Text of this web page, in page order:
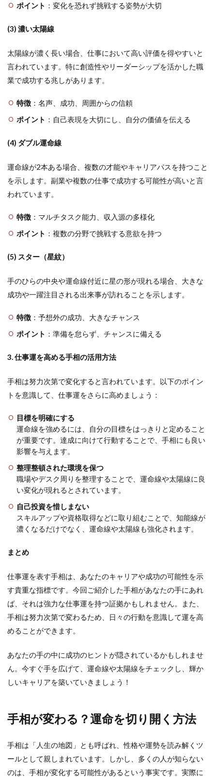
ポイント ：変化を恐れず挑戦する姿勢が大切
(3) 濃い太陽線
太陽線が濃く長い場合、仕事において高い評価を得やすいと
言われています。特に創造性やリーダーシップを活かした職
業で成功する兆しがあります。
特徴：名声、成功、周囲からの信頼
ポイント ：自己表現を大切にし、自分の価値を伝える
(4) ダブル運命線
運命線が2本ある場合、複数の才能やキャリアパスを持つこと
を示します。副業や複数の仕事で成功する可能性が高いと言
われています。
特徴：マルチタスク能力、収入源の多様化
ポイント ：複数の分野で挑戦する意欲を持つ
(5) スター（星紋）
手のひらの中央や運命線付近に星の形が現れる場合、大きな
成功や一躍注目される出来事が訪れることを示します。
特徴：予想外の成功、大きなチャンス
ポイント ：準備を怠らず、チャンスに備える
3. 仕事運を高める手相の活用方法
手相は努力次第で変化すると言われています。以下のポイン
トを意識して、仕事運をさらに高めましょう：
目標を明確にする
運命線を強めるには、自分の目標をはっきりと定めること
が重要です。達成に向けて行動することで、手相にも良い
影響を与えます。
整理整頓された環境を保つ
職場やデスク周りを整理することで、運命線や太陽線に良
い変化が現れるとされています。
自己投資を惜しまない
スキルアップや資格取得などに取り組むことで、知能線が
濃くなるだけでなく、運命線や太陽線も強化されます。
まとめ
仕事運を表す手相は、あなたのキャリアや成功の可能性を示
す貴重な指標です。今回ご紹介した手相があなたの手にあれ
ば、それは強力な仕事運を持つ証拠かもしれません。また、
手相は努力次第で変わるため、日々の行動を意識して運を高
めることができます。
あなたの手の中に成功のヒントが隠されているかもしれませ
ん。今すぐ手を広げて、運命線や太陽線をチェックし、輝か
しいキャリアを築いていきましょう！
手相が変わる？運命を切り開く方法
手相は「人生の地図」とも呼ばれ、性格や運勢を読み解くツ
ールとして親しまれています。しかし、多くの人が知らない
のは、手相が変化する可能性があるという事実です。実際に